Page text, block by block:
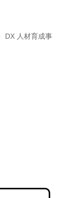
DX 人材育成事